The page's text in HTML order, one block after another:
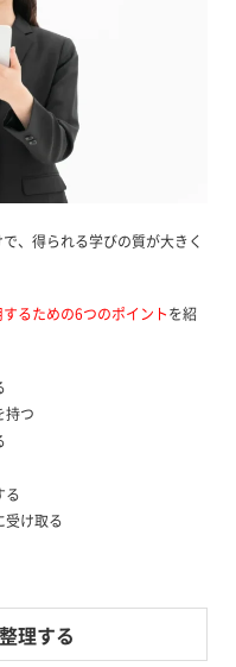
、得られる学びの質が大きく
るための6つのポイントを紹
持つ
る
受け取る
理する